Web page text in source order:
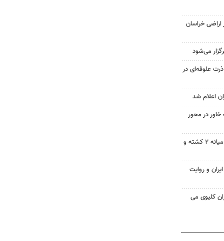
اراضی خراسان
هزار تن ذرت علوفه‌ای در
اعلام شد
خاور در محور
برخورد خودرو با تیر سیمانی در میانه ۲ کشته و
و روایت
کلیوی می